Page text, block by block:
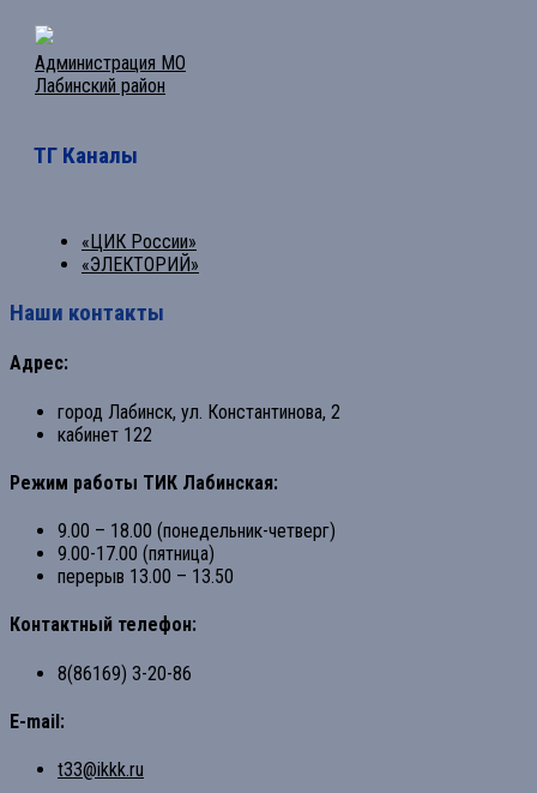
Администрация МО
Лабинский район
ТГ Каналы
«ЦИК России»
«ЭЛЕКТОРИЙ»
Наши контакты
Адрес:
город Лабинск, ул. Константинова, 2
кабинет 122
Режим работы ТИК Лабинская:
9.00 – 18.00 (понедельник-четверг)
9.00-17.00 (пятница)
перерыв 13.00 – 13.50
Контактный телефон:
8(86169) 3-20-86
E-mail:
t33@ikkk.ru